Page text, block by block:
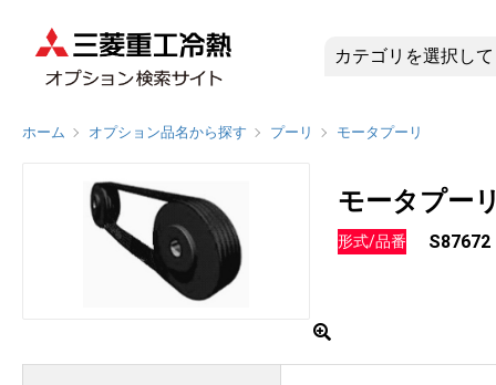
S87672 |
ホーム オプション品名から探す プーリ モータプーリ
モータプー
形式/品番 S87672